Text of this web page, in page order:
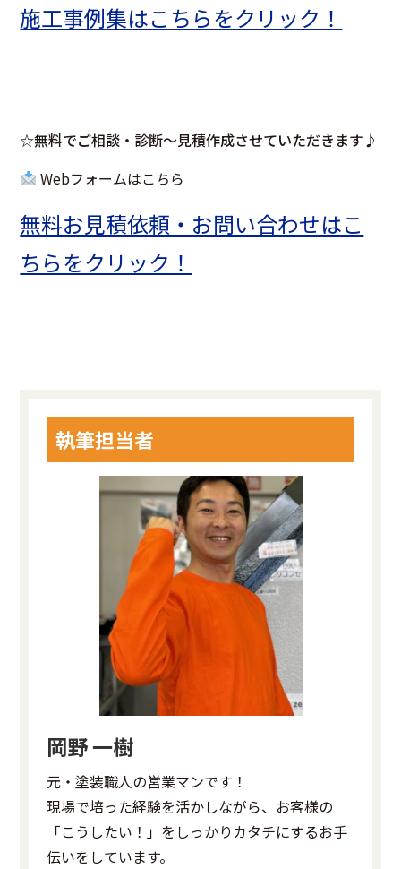
施工事例集はこちらをクリック！
☆無料でご相談・診断～見積作成させていただきます♪
Webフォームはこちら
無料お見積依頼・お問い合わせはこ
ちらをクリック！
執筆担当者
岡野 一樹
元・塗装職人の営業マンです！
現場で培った経験を活かしながら、お客様の
「こうしたい！」をしっかりカタチにするお手
伝いをしています。